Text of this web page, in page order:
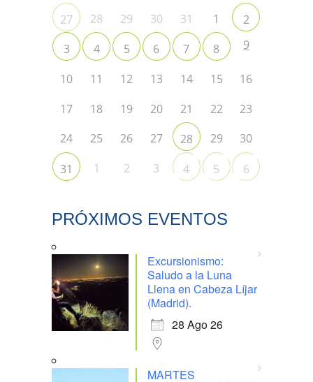
27 28 29 30 31 1
2
3
4 5 6 7 8 9
10 11 12 13 14 15
16
17
18 19 20 21 22
23
24
25 26 27 28 29
30
31
1 2 3 4 5 6
PRÓXIMOS EVENTOS
Excursionismo:
Saludo a la Luna
Llena en Cabeza Líjar
(Madrid).
28 Ago 26
MARTES